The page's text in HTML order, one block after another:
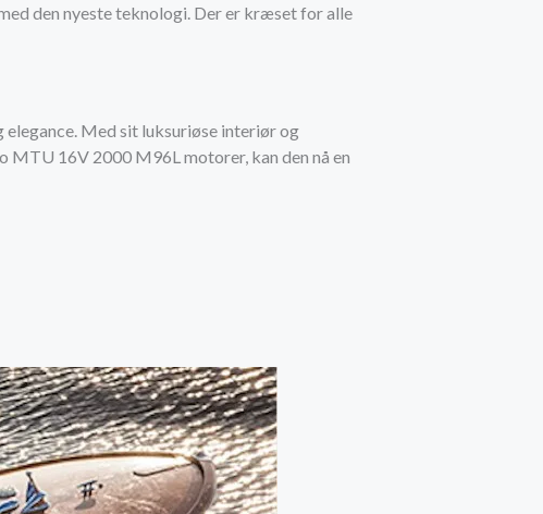
den nyeste teknologi. Der er kræset for alle
elegance. Med sit luksuriøse interiør og
MTU 16V 2000 M96L motorer, kan den nå en